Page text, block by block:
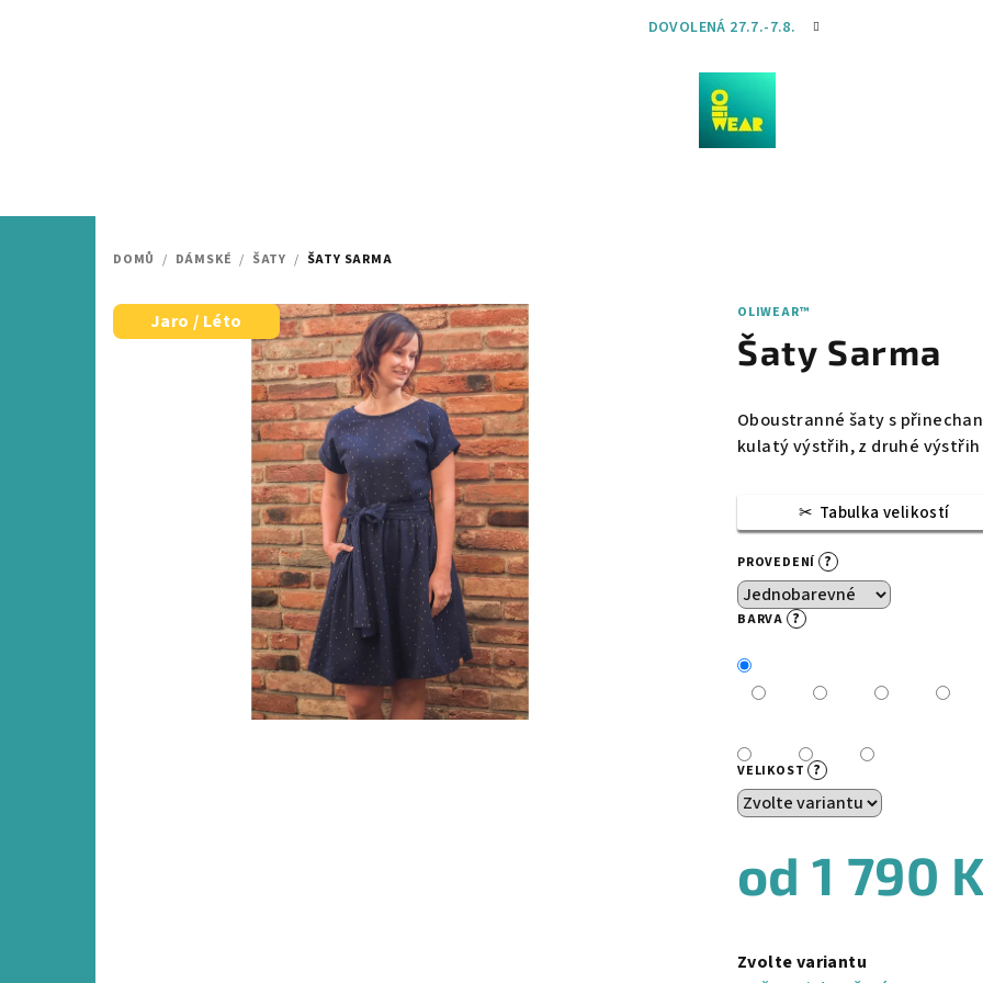
DOVOLENÁ 27.7.-7.8.
DOMŮ / DÁMSKÉ / ŠATY / ŠATY SARMA
OLIWEAR™
Šaty Sarma
Oboustranné šaty s
kulatý výstřih, z druhé výstřih
Tabulka velikostí
PROVEDENÍ ?
BARVA ?
VELIKOST ?
od1 790
cena:
Zvolte variantu
Jaro / Léto